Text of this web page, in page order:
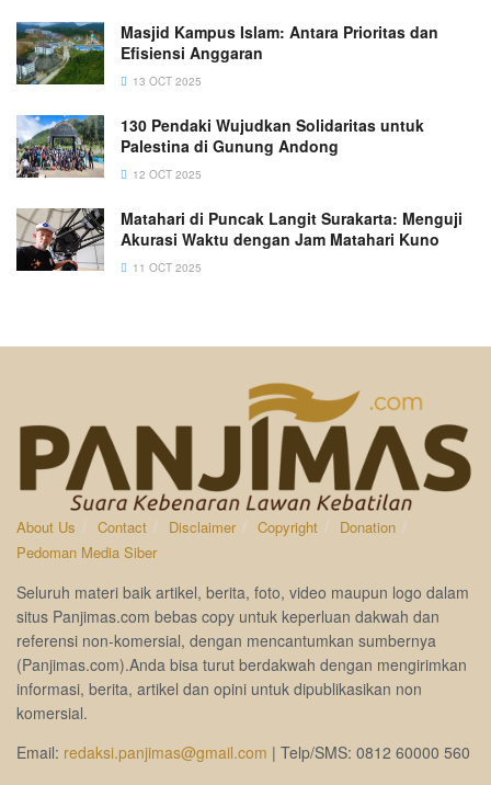
Masjid Kampus Islam: Antara Prioritas dan
Efisiensi Anggaran
13 OCT 2025
130 Pendaki Wujudkan Solidaritas untuk
Palestina di Gunung Andong
12 OCT 2025
Matahari di Puncak Langit Surakarta: Menguji
Akurasi Waktu dengan Jam Matahari Kuno
11 OCT 2025
About Us Contact Disclaimer Copyright
Donation
Pedoman Media Siber
Seluruh materi baik artikel, berita, foto, video maupun logo dalam
situs Panjimas.com bebas copy untuk keperluan dakwah dan
referensi non-komersial, dengan mencantumkan sumbernya
(Panjimas.com).Anda bisa turut berdakwah dengan mengirimkan
informasi, berita, artikel dan opini untuk dipublikasikan non
komersial.
Email: redaksi.panjimas@gmail.com | Telp/SMS: 0812 60000 560